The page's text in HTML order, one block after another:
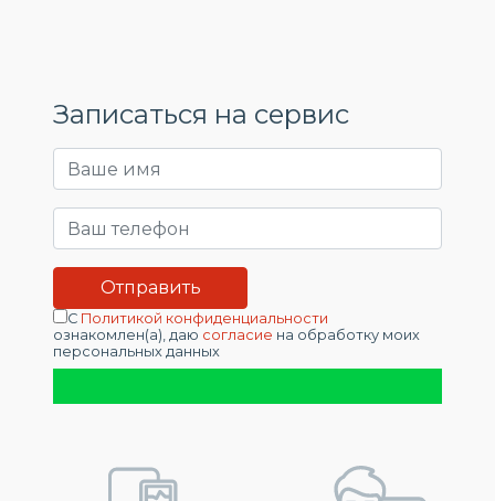
Записаться на сервис
С Политикой конфиденциальности
ознакомлен(а), даю согласие на обработку моих
персональных данных